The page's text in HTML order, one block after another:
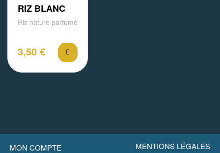
RIZ BLANC
Riz nature parfumé
3,50 €
MON COMPTE MENTIONS LÉGALES